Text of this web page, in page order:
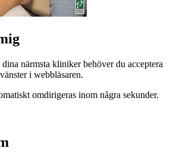
närmsta kliniker behöver du acceptera
i webbläsaren.
omdirigeras inom några sekunder.